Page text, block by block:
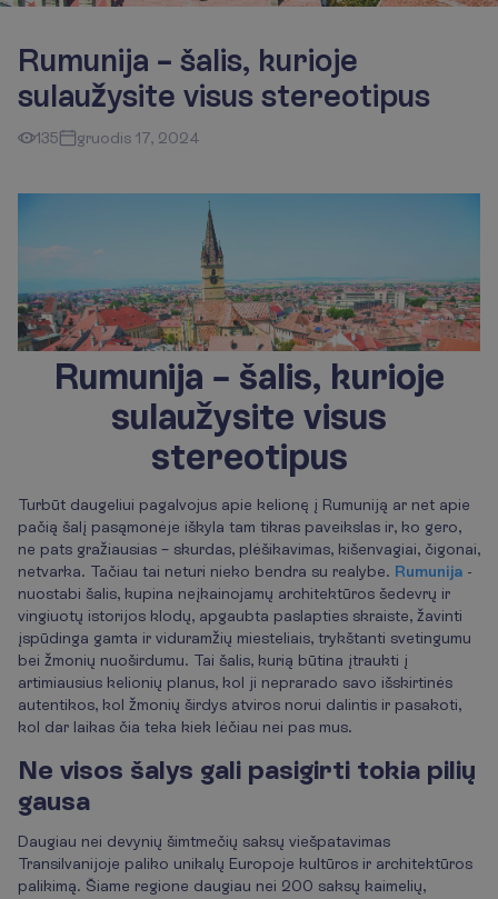
Rumunija – šalis, kurioje
sulaužysite visus stereotipus
135 gruodis 17, 2024
Rumunija – šalis, kurioje
sulaužysite visus
stereotipus
Turbūt daugeliui pagalvojus apie kelionę į Rumuniją ar net apie
pačią šalį pasąmonėje iškyla tam tikras paveikslas ir, ko gero,
ne pats gražiausias – skurdas, plėšikavimas, kišenvagiai, čigonai,
netvarka. Tačiau tai neturi nieko bendra su realybe. Rumunija -
nuostabi šalis, kupina neįkainojamų architektūros šedevrų ir
vingiuotų istorijos klodų, apgaubta paslapties skraiste, žavinti
įspūdinga gamta ir viduramžių miesteliais, trykštanti svetingumu
bei žmonių nuoširdumu. Tai šalis, kurią būtina įtraukti į
artimiausius kelionių planus, kol ji neprarado savo išskirtinės
autentikos, kol žmonių širdys atviros norui dalintis ir pasakoti,
kol dar laikas čia teka kiek lėčiau nei pas mus.
Ne visos šalys gali pasigirti tokia pilių
gausa
Daugiau nei devynių šimtmečių saksų viešpatavimas
Transilvanijoje paliko unikalų Europoje kultūros ir architektūros
palikimą. Šiame regione daugiau nei 200 saksų kaimelių,